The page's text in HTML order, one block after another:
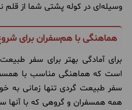
وسیله‌ای در کوله پشتی شما از قلم
هماهنگی با هم‌سفران برای
برای آمادگی بهتر برای سفر
است که هماهنگی مناسب با
سفر طبیعت گردی تنها زمانی به
همه همسفران و گروهی که با آنها